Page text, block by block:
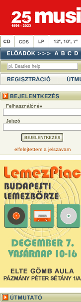
Felhasználónév
Jelszó
elfelejtettem a jelszavam